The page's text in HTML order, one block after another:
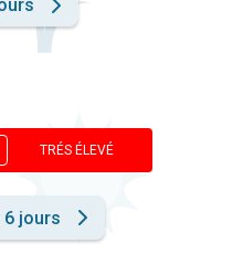
TRÉS ÉLEVÉ
6 jours